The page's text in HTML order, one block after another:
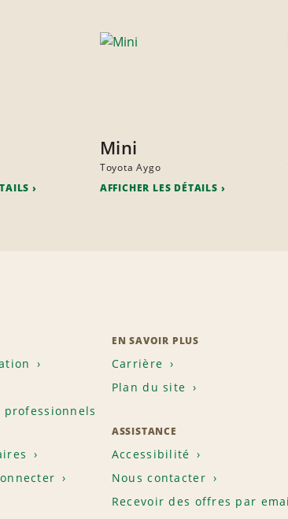
Mini
Toyota Aygo
AFFICHER LES DÉTAILS
EN SAVOIR PLUS
Carrière
Plan du site
ASSISTANCE
Accessibilité
Nous contacter
Recevoir des offres par